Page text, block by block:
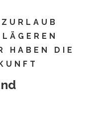
HABEN DIE